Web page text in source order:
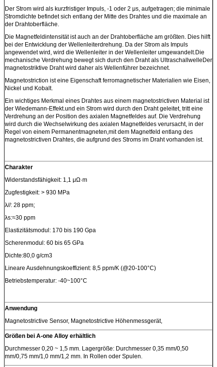
Der Strom wird als kurzfristiger Impuls, -1 oder 2 μs, aufgetragen; die minimale
Stromdichte befindet sich entlang der Mitte des Drahtes und die maximale an
der Drahtoberfläche.
Die Magnetfeldintensität ist auch an der Drahtoberfläche am größten. Dies hilft
bei der Entwicklung der Wellenleiterdrehung. Da der Strom als Impuls
angewendet wird, wird die Wellenleiter in der Wellenleiter umgewandelt.Die
mechanische Verdrehung bewegt sich durch den Draht als UltraschallwelleDer
magnetostriktive Draht wird daher als Wellenführer bezeichnet.
Magnetostriction ist eine Eigenschaft ferromagnetischer Materialien wie Eisen,
Nickel und Kobalt.
Ein wichtiges Merkmal eines Drahtes aus einem magnetostrictiven Material ist
der Wiedemann-Effekt.und ein Strom wird durch den Draht geleitet, tritt eine
Verdrehung an der Position des axialen Magnetfeldes auf. Die Verdrehung
wird durch die Wechselwirkung des axialen Magnetfeldes verursacht, in der
Regel von einem Permanentmagneten,mit dem Magnetfeld entlang des
magnetostrictiven Drahtes, die aufgrund des Stroms im Draht vorhanden ist.
Charakter
Widerstandsfähigkeit: 1,1 μΩ·m
Zugfestigkeit: > 930 MPa
λ//: 28 ppm;
λs:≈30 ppm
Elastizitätsmodul: 170 bis 190 Gpa
Scherenmodul: 60 bis 65 GPa
Dichte:80,0 g/cm3
Lineare Ausdehnungskoeffizient: 8,5 ppm/K (@20-100°C)
Betriebstemperatur: -40~100°C
Anwendung
Magnetostrictive Sensor, Magnetostrictive Höhenmessgerät,
Größen bei A-one Alloy erhältlich
Durchmesser 0,20 ~ 1,5 mm. Lagergröße: Durchmesser 0,35 mm/0,50
mm/0,75 mm/1,0 mm/1,2 mm. In Rollen oder Spulen.